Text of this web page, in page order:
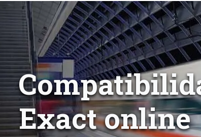
Exact online